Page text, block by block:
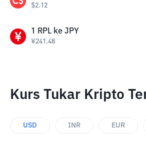
$2.12
1 RPL ke JPY
¥241.48
Kurs Tukar Kripto
USD INR EUR